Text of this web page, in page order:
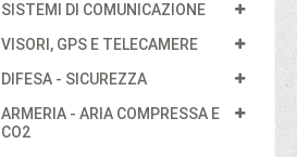
SISTEMI DI COMUNICAZIONE
VISORI, GPS E TELECAMERE
DIFESA - SICUREZZA
ARMERIA - ARIA COMPRESSA E
CO2